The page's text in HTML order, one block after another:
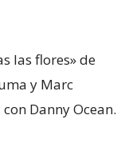
las flores» de
y Marc
Danny Ocean.